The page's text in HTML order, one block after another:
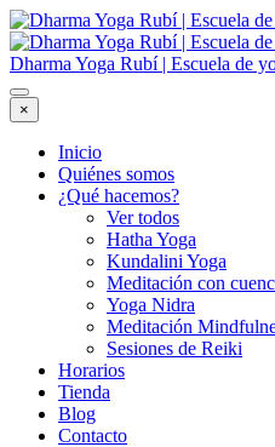
Dharma Yoga Rubí | Escuela de
×
Inicio
Quiénes somos
¿Qué hacemos?
Ver todos
Hatha Yoga
Kundalini Yoga
Meditación con
Yoga Nidra
Meditación
Sesiones de Reiki
Horarios
Tienda
Blog
Contacto